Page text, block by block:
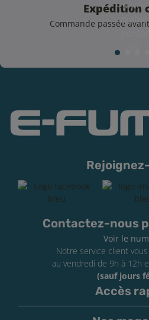
Expédition
Commande passée
Contactez-nous
Voir le
Notre service client
au vendredi de 9h à 12h
(sauf jours
Accès